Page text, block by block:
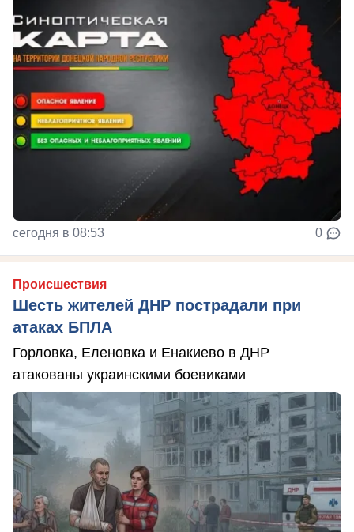
сегодня в 08:53 0
Происшествия
Шесть жителей ДНР пострадали при
атаках БПЛА
Горловка, Еленовка и Енакиево в ДНР
атакованы украинскими боевиками